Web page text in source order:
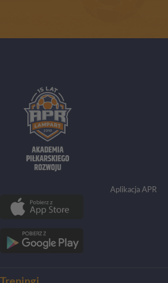
Aplikacja APR